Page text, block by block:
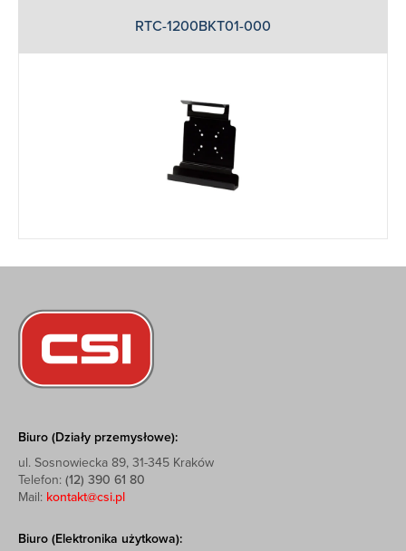
RTC-1200BKT01-000
Biuro (Działy przemysłowe):
ul. Sosnowiecka 89, 31-345 Kraków
Telefon: (12) 390 61 80
Mail: kontakt@csi.pl
Biuro (Elektronika użytkowa):